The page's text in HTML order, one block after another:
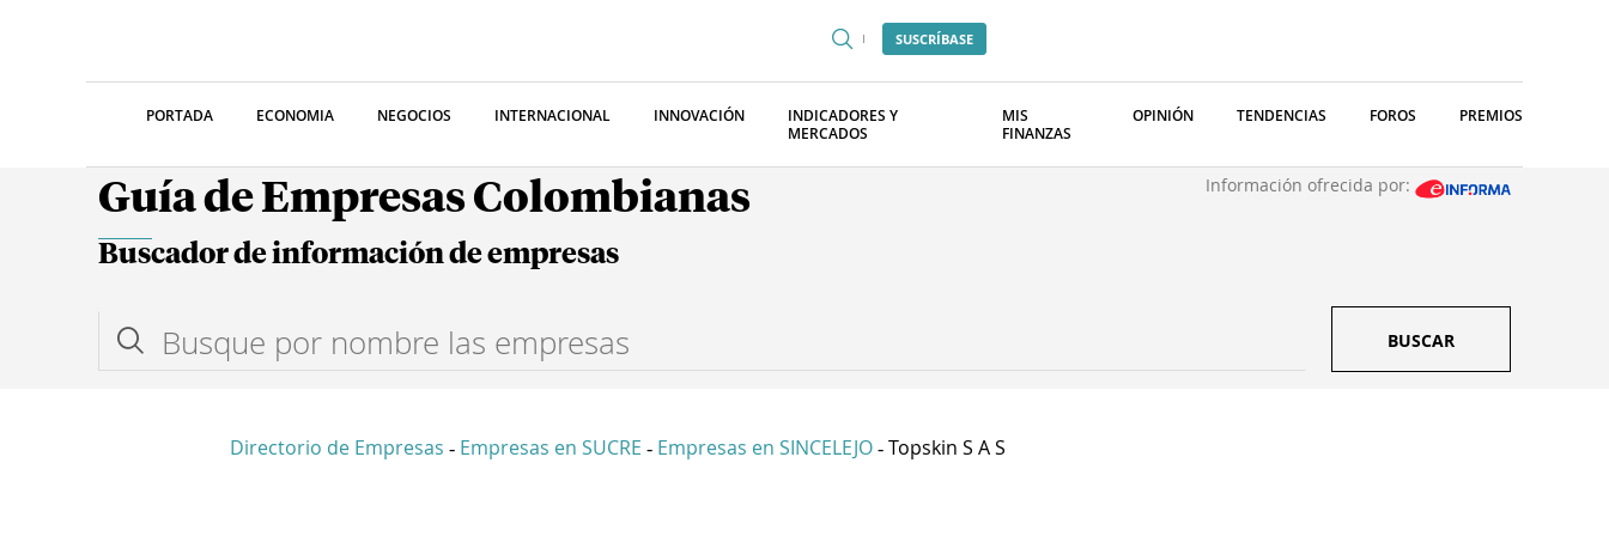
SUSCRÍBASE
PORTADA ECONOMIA NEGOCIOS INTERNACIONAL INNOVACIÓN
INDICADORES Y
MERCADOS
MIS
FINANZAS
OPINIÓN TENDENCIAS FOROS PREMIOS
Guía de Empresas Colombianas Información ofrecida por:
Buscador de información de empresas
BUSCAR
Directorio de Empresas - Empresas en SUCRE - Empresas en SINCELEJO - Topskin S A S